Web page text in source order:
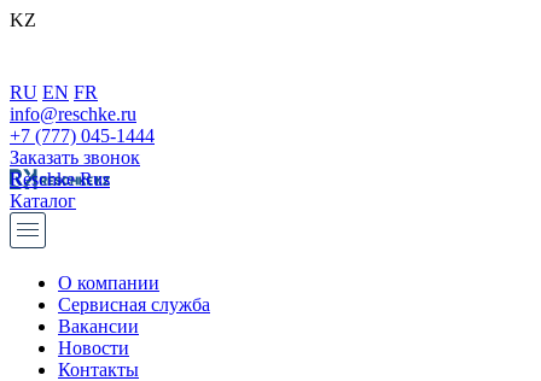
KZ
RU EN FR
info@reschke.ru
+7 (777) 045-1444
Заказать звонок
Reschke Rus
Каталог
О компании
Сервисная служба
Вакансии
Новости
Контакты